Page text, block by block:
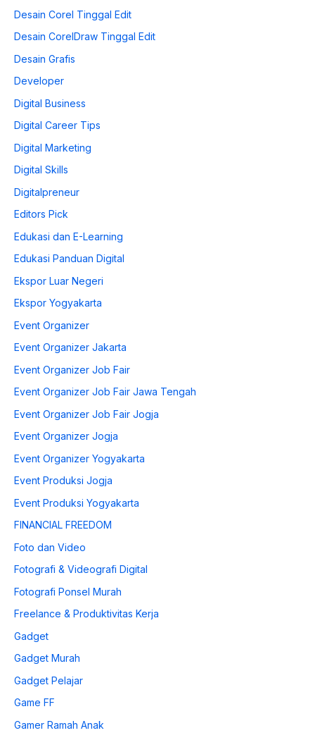
Desain Corel Tinggal Edit
Desain CorelDraw Tinggal Edit
Desain Grafis
Developer
Digital Business
Digital Career Tips
Digital Marketing
Digital Skills
Digitalpreneur
Editors Pick
Edukasi dan E-Learning
Edukasi Panduan Digital
Ekspor Luar Negeri
Ekspor Yogyakarta
Event Organizer
Event Organizer Jakarta
Event Organizer Job Fair
Event Organizer Job Fair Jawa Tengah
Event Organizer Job Fair Jogja
Event Organizer Jogja
Event Organizer Yogyakarta
Event Produksi Jogja
Event Produksi Yogyakarta
FINANCIAL FREEDOM
Foto dan Video
Fotografi & Videografi Digital
Fotografi Ponsel Murah
Freelance & Produktivitas Kerja
Gadget
Gadget Murah
Gadget Pelajar
Game FF
Gamer Ramah Anak